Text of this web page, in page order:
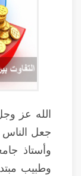
الله عز
جعل
وأستاذ
وطبيب